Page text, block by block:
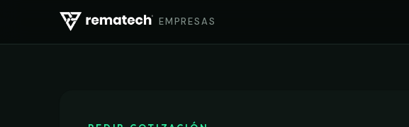
EMPRESAS